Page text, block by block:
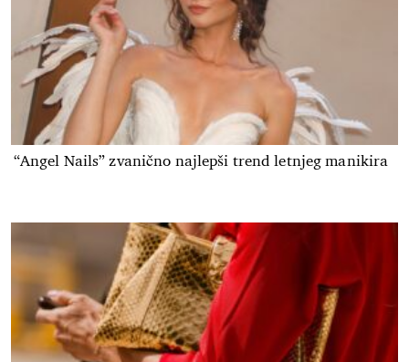
“Angel Nails” zvanično najlepši trend letnjeg manikira